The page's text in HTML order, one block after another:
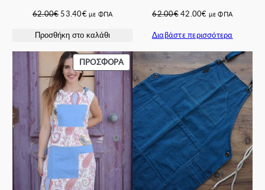
62.00€ Original
was:
53.40€Η
τιμή
53.40€.
με ΦΠΑ
Προσθήκη στο καλάθι
62.00€ Original
was:
42.00€ Η
τιμή
42.00€.
με ΦΠΑ
Διαβάστε περισσότερα
ΠΡΟΣΦΟΡΆΠΡΟΪΌΝ
ΣΕ
ΠΡΟΣΦΟΡΆ